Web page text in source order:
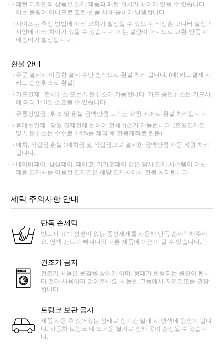
패턴 디자인의 상품은 실제 제품과 패턴 위치가 차이가 있을 수 있습니다.
이는 불량이 아니므로 교환·반품 시 배송비가 발생합니다.
사이즈는 측정 방법에 따라 오차가 발생될 수 있으며, 색상은 모니터 설정과
사양에 따라 차이가 있을 수 있습니다. 이는 불량이 아니므로 교환·반품 시
배송비가 발생됩니다.
환불 안내
주문 결제시 이용한 결제 수단 방식으로 환불 처리 됩니다. (예: 카드결제 시
카드 승인취소로 환불)
카드결제 : 전체취소 또는 부분취소가 가능합니다. 카드 승인취소는 카드사
에 따라 1~3일 소요될 수 있습니다.
무통장입금 : 취소 및 환불 금액만큼 고객님 요청 계좌로 환불 처리됩니다.
휴대폰결제 : 당월 결제건에 한하여 전체취소가 가능합니다. (전월결제건
및 부분취소는 수수료 3.6%를 제외 후 환불계좌로 환불)
예치, 적립금 환불 : 예치금 및 적립금으로 결제한 금액만큼 자동 복원 처리
됩니다.
네이버페이, 삼성페이, 페이코, 카카오페이 같은 당사 결제 시스템이 아닌
제휴 결제사를 이용한 결제건은 해당 결제사에서 환불 처리됩니다.
세탁 주의사항 안내
단독 손세탁
반드시 표백 성분이 없는 중성세제를 사용해 단독 손세탁해주세
요. 염색 잔료가 빠져나와 다른 제품에 이염이 될 수 있습니다.
건조기 금지
건조기 사용은 옷감을 상하게 하며, 형태가 변형되는 원인이 됩니
다.절대 사용하지 말아주세요. 서늘한 그늘에서 자연건조를 권장
합니다.
트렁크 보관 금지
제품 사용 후 젖어있는 상태로 장기간 밀폐 시 변색에 원인이 됩니
다. 자동차 트렁크 내 뜨거운 열기로 인해 옷이 손상될 수 있습니
다.